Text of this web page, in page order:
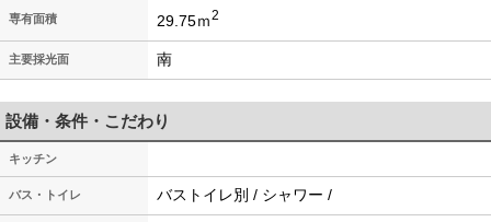
専有面積 29.75ｍ2
主要採光面 南
設備・条件・こだわり
キッチン
バス・トイレ バストイレ別 / シャワー /